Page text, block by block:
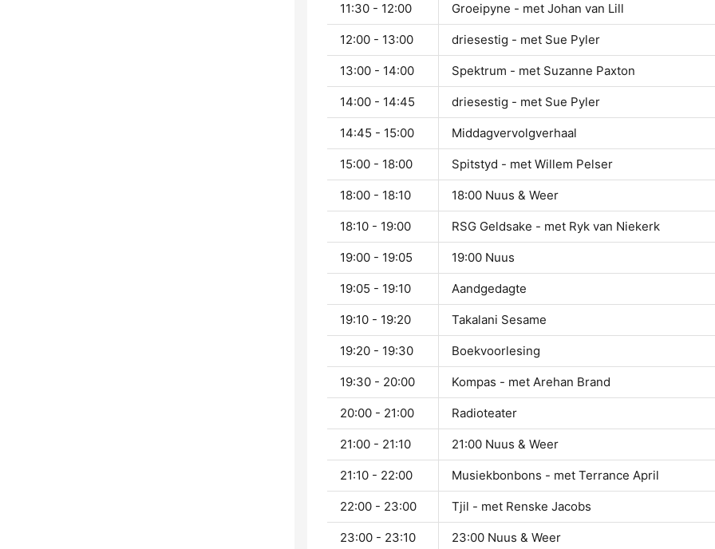
11:30 - 12:00 Groeipyne - met Johan van Lill
12:00 - 13:00 driesestig - met Sue Pyler
13:00 - 14:00 Spektrum - met Suzanne Paxton
14:00 - 14:45 driesestig - met Sue Pyler
14:45 - 15:00 Middagvervolgverhaal
15:00 - 18:00 Spitstyd - met Willem Pelser
18:00 - 18:10 18:00 Nuus & Weer
18:10 - 19:00 RSG Geldsake - met Ryk van Niekerk
19:00 - 19:05 19:00 Nuus
19:05 - 19:10 Aandgedagte
19:10 - 19:20 Takalani Sesame
19:20 - 19:30 Boekvoorlesing
19:30 - 20:00 Kompas - met Arehan Brand
20:00 - 21:00 Radioteater
21:00 - 21:10 21:00 Nuus & Weer
21:10 - 22:00 Musiekbonbons - met Terrance April
22:00 - 23:00 Tjil - met Renske Jacobs
23:00 - 23:10 23:00 Nuus & Weer